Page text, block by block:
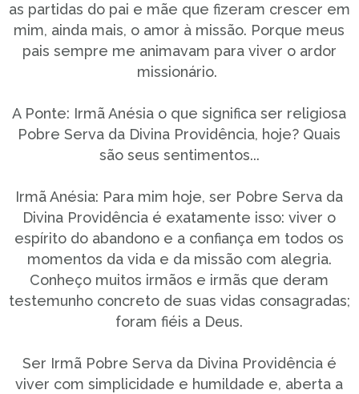
as partidas do pai e mãe que fizeram crescer em
mim, ainda mais, o amor à missão. Porque meus
pais sempre me animavam para viver o ardor
missionário.
A Ponte: Irmã Anésia o que significa ser religiosa
Pobre Serva da Divina Providência, hoje? Quais
são seus sentimentos...
Irmã Anésia: Para mim hoje, ser Pobre Serva da
Divina Providência é exatamente isso: viver o
espírito do abandono e a confiança em todos os
momentos da vida e da missão com alegria.
Conheço muitos irmãos e irmãs que deram
testemunho concreto de suas vidas consagradas;
foram fiéis a Deus.
Ser Irmã Pobre Serva da Divina Providência é
viver com simplicidade e humildade e, aberta a